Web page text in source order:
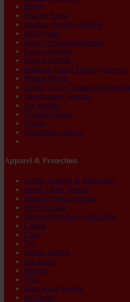
Botol
Bracket Botol
Spatbor (Fender) Sepeda
Kick Stand
Kunci Pengaman Sepeda
Lampu Sepeda
Pompa Sepeda
Paddock (Stand Display) Sepeda
Pompa Shock
Saddle Cover (Tutup Jok) Sepeda
Speedometer Sepeda
Tas Sepeda
Toolset Sepeda
Trainer
Aksesoris Lainnya
Apparel & Protection
Semua Apparel & Protection
Jersey / Baju Sepeda
Sarung Tangan Sepeda
Helm Sepeda
Decker Pelindung Siku/Lutut
Celana
Cleat
Tas
Sepatu Sepeda
Kacamata
Manset
Topi
Kaus Kaki Sepeda
Jas Hujan